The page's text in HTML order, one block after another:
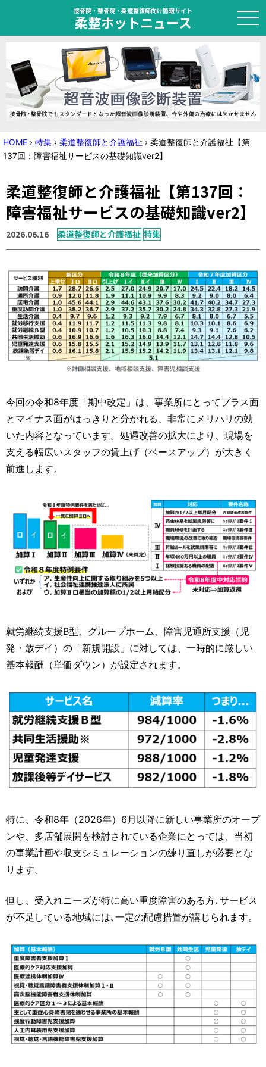
接骨院・整骨院・柔道整復師向け情報サイト
柔整ホットニュース
HOME
トピック
ニュース
国家試験対策
学会・セミナー情報
運営元 お問い合わせ
HOME › 特集 › 柔道整復師と介護福祉 › 柔道整復師と介護福祉【第
137回：障害福祉サービスの基礎知識ver2】
柔道整復師と介護福祉【第137回：
障害福祉サービスの基礎知識ver2】
2026.06.16 柔道整復師と介護福祉 特集
今回の令和8年度「期中改定」は、事業所にとってプラス面
とマイナス面がはっきりと分かれる、非常にメリハリの効
いた内容となっています。処遇改善の拡大により、現場を
支える幅広いスタッフの賃上げ（ベースアップ）が大きく
前進します。
就労継続支援B型、グループホーム、障害児通所支援（児
発・放デイ）の「新規開設」に対しては、一時的に厳しい
基本報酬（単価ダウン）が設定されます。
特に、令和8年（2026年）6月以降に新しい事業所のオープ
ンや、多店舗展開を検討されている企業にとっては、当初
の事業計画や収支シミュレーションの練り直しが必要とな
ります。
但し、受入れニーズが特に高い重度障害のある方､サービス
が不足している地域には､一定の配慮措置が講じられます。